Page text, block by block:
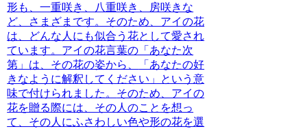
形も、一重咲き、八重咲き、房咲きな
ど、さまざまです。そのため、アイの花
は、どんな人にも似合う花として愛され
ています。 アイの花言葉の「あなた次
第」は、その花の姿から、
「あなたの好
きなように解釈してください」という意
味で付けられました。 そのため、アイの
花を贈る際には、その人のことを想っ
て、その人にふさわしい色や形の花を選